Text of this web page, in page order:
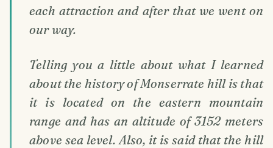
each attraction and after that we went on
our way.
Telling you a little about what I learned
about the history of Monserrate hill is that
it is located on the eastern mountain
range and has an altitude of 3152 meters
above sea level. Also, it is said that the hill